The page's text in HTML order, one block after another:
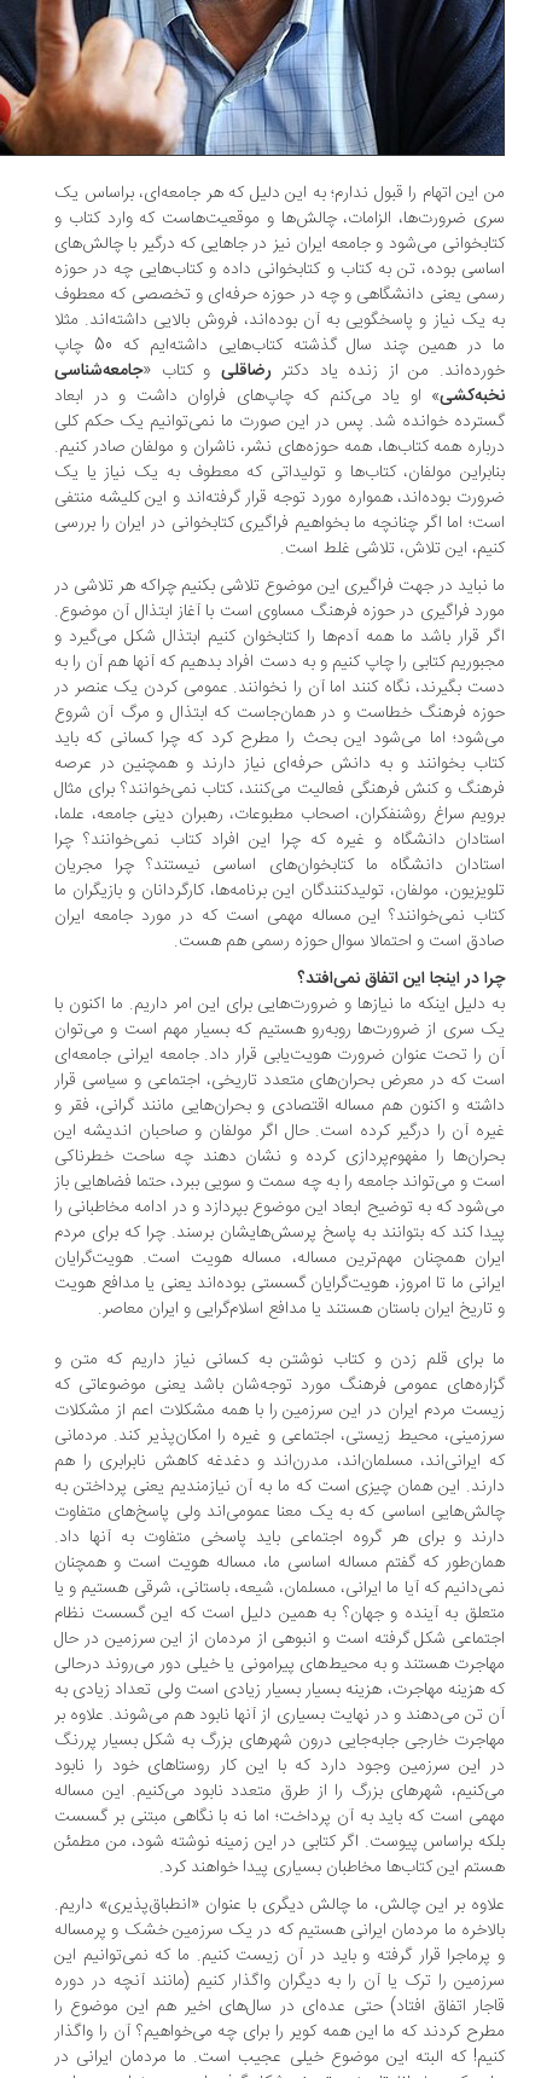
این اتهام را قبول ندارم؛ به این دلیل که هر جامعه‌ای، براساس یک
ضرورت‌ها، الزامات، چالش‌ها و موقعیت‌هاست که وارد کتاب و
می‌شود و جامعه ایران نیز در جاهایی که درگیر با چالش‌های
بوده، تن به کتاب و کتابخوانی داده و کتاب‌هایی چه در حوزه
یعنی دانشگاهی و چه در حوزه حرفه‌ای و تخصصی که معطوف
یک نیاز و پاسخگویی به آن بوده‌اند، فروش بالایی داشته‌اند. مثلا
ما در همین چند سال گذشته کتاب‌هایی داشته‌ایم که 50 چاپ
من از زنده یاد دکتر رضاقلیو کتاب «جامعه‌شناسی
» او یاد می‌کنم که چاپ‌های فراوان داشت و در ابعاد
خوانده شد. پس در این صورت ما نمی‌توانیم یک حکم کلی
همه کتاب‌ها، همه حوزه‌های نشر، ناشران و مولفان صادر کنیم.
مولفان، کتاب‌ها و تولیداتی که معطوف به یک نیاز یا یک
بوده‌اند، همواره مورد توجه قرار گرفته‌اند و این کلیشه منتفی
اما اگر چنانچه ما بخواهیم فراگیری کتابخوانی در ایران را بررسی
این تلاش، تلاشی غلط است.
نباید در جهت فراگیری این موضوع تلاشی بکنیم چراکه هر تلاشی در
فراگیری در حوزه فرهنگ مساوی است با آغاز ابتذال آن موضوع.
قرار باشد ما همه آدم‌ها را کتابخوان کنیم ابتذال شکل می‌گیرد و
کتابی را چاپ کنیم و به دست افراد بدهیم که آنها هم آن را به
بگیرند، نگاه کنند اما آن را نخوانند. عمومی کردن یک عنصر در
فرهنگ خطاست و در همان‌جاست که ابتذال و مرگ آن شروع
اما می‌شود این بحث را مطرح کرد که چرا کسانی که باید
بخوانند و به دانش حرفه‌ای نیاز دارند و همچنین در عرصه
و کنش فرهنگی فعالیت می‌کنند، کتاب نمی‌خوانند؟ برای مثال
سراغ روشنفکران، اصحاب مطبوعات، رهبران دینی جامعه، علما،
دانشگاه و غیره که چرا این افراد کتاب نمی‌خوانند؟ چرا
دانشگاه ما کتابخوان‌های اساسی نیستند؟ چرا مجریان
مولفان، تولیدکنندگان این برنامه‌ها، کارگردانان و بازیگران ما
نمی‌خوانند؟ این مساله مهمی است که در مورد جامعه ایران
است و احتمالا سوال حوزه رسمی هم هست.
در اینجا این اتفاق نمی‌افتد؟
دلیل اینکه ما نیازها و ضرورت‌هایی برای این امر داریم. ما اکنون با
سری از ضرورت‌ها روبه‌رو هستیم که بسیار مهم است و می‌توان
را تحت عنوان ضرورت هویت‌یابی قرار داد. جامعه ایرانی جامعه‌ای
که در معرض بحران‌های متعدد تاریخی، اجتماعی و سیاسی قرار
و اکنون هم مساله اقتصادی و بحران‌هایی مانند گرانی، فقر و
آن را درگیر کرده است. حال اگر مولفان و صاحبان اندیشه این
را مفهوم‌پردازی کرده و نشان دهند چه ساحت خطرناکی
و می‌تواند جامعه را به چه سمت و سویی ببرد، حتما فضاهایی باز
که به توضیح ابعاد این موضوع بپردازد و در ادامه مخاطبانی را
کند که بتوانند به پاسخ‌ پرسش‌هایشان برسند. چرا که برای مردم
همچنان مهم‌ترین مساله، مساله هویت است. هویت‌گرایان
ما تا امروز، هویت‌گرایان گسستی بوده‌اند یعنی یا مدافع هویت
ایران باستان هستند یا مدافع اسلام‌گرایی و ایران معاصر.
برای قلم زدن و کتاب نوشتن به کسانی نیاز داریم که متن و
عمومی فرهنگ مورد توجه‌شان باشد یعنی موضوعاتی که
مردم ایران در این سرزمین را با همه مشکلات اعم از مشکلات
محیط زیستی، اجتماعی و غیره را امکان‌پذیر کند. مردمانی
ایرانی‌‌اند، مسلمان‌اند، مدرن‌اند و دغدغه کاهش نابرابری را هم
این همان چیزی است که ما به آن نیازمندیم یعنی پرداختن به
اساسی که به یک معنا عمومی‌اند ولی پاسخ‌های متفاوت
و برای هر گروه اجتماعی باید پاسخی متفاوت به آنها داد.
که گفتم مساله اساسی ما، مساله هویت است و همچنان
که آیا ما ایرانی، مسلمان، شیعه، باستانی، شرقی هستیم و یا
به آینده و جهان؟ به همین دلیل است که این گسست نظام
شکل گرفته است و انبوهی از مردمان از این سرزمین در حال
هستند و به محیط‌های پیرامونی یا خیلی دور می‌روند درحالی
هزینه مهاجرت، هزینه بسیار بسیار زیادی است ولی تعداد زیادی به
تن می‌دهند و در نهایت بسیاری از آنها نابود هم می‌شوند. علاوه بر
خارجی جا‌به‌جایی درون شهرهای بزرگ به شکل بسیار پررنگ
این سرزمین وجود دارد که با این کار روستاهای خود را نابود
شهرهای بزرگ را از طرق متعدد نابود می‌کنیم. این مساله
است که باید به آن پرداخت؛ اما نه با نگاهی مبتنی بر گسست
براساس پیوست. اگر کتابی در این زمینه نوشته شود، من مطمئن
این کتاب‌ها مخاطبان بسیاری پیدا خواهند کرد.
بر این چالش، ما چالش دیگری با عنوان «انطباق‌پذیری» داریم.
ما مردمان ایرانی هستیم که در یک سرزمین خشک و پرمساله
قرار گرفته و باید در آن زیست کنیم. ما که نمی‌توانیم این
را ترک یا آن را به دیگران واگذار کنیم (مانند آنچه در دوره
اتفاق افتاد) حتی عده‌ای در سال‌های اخیر هم این موضوع را
کردند که ما این همه کویر را برای چه می‌خواهیم؟ آن را واگذار
که البته این موضوع خیلی عجیب است. ما مردمان ایرانی در